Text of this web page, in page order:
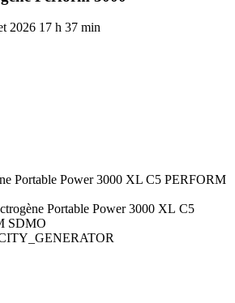
2026 17 h 37 min
Portable Power 3000 XL C5 PERFORM
Portable Power 3000 XL C5
SDMO